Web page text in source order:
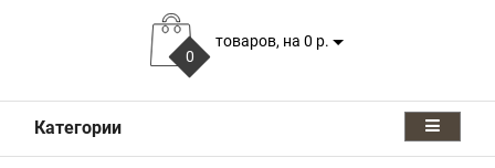
0
товаров, на 0 р.
Категории